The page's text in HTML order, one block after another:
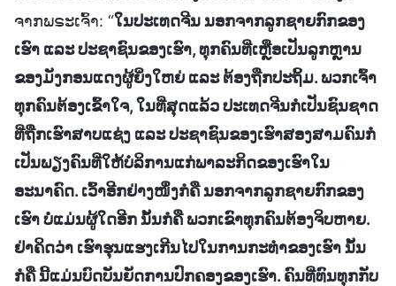
ຈາກພຣະເຈົ້າ: “ໃນປະເທດຈີນ ນອກຈາກລູກຊາຍກົກຂອງ
ເຮົາ ແລະ ປະຊາຊົນຂອງເຮົາ, ທຸກຄົນທີ່ເຫຼືອເປັນລູກຫຼານ
ຂອງມັງກອນແດງຜູ້ຍິ່ງໃຫຍ່ ແລະ ຕ້ອງຖືກປະຖິ້ມ. ພວກເຈົ້າ
ທຸກຄົນຕ້ອງເຂົ້າໃຈ, ໃນທີ່ສຸດແລ້ວ ປະເທດຈີນກໍເປັນຊົນຊາດ
ທີ່ຖືກເຮົາສາບແຊ່ງ ແລະ ປະຊາຊົນຂອງເຮົາສອງສາມຄົນກໍ
ເປັນພຽງຄົນທີ່ໃຫ້ບໍລິການແກ່ພາລະກິດຂອງເຮົາໃນ
ອະນາຄົດ. ເວົ້າອີກຢ່າງໜຶ່ງກໍຄື ນອກຈາກລູກຊາຍກົກຂອງ
ເຮົາ ບໍ່ແມ່ນຜູ້ໃດອີກ ນັ້ນກໍຄື ພວກເຂົາທຸກຄົນຕ້ອງຈິບຫາຍ.
ຢ່າຄິດວ່າ ເຮົາຮຸນແຮງເກີນໄປໃນການກະທຳຂອງເຮົາ ນັ້ນ
ກໍຄື ນີ້ແມ່ນບົດບັນຍັດການປົກຄອງຂອງເຮົາ. ຄົນທີ່ທົນທຸກກັບ